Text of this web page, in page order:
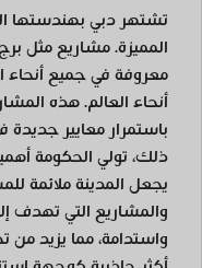
تشتهر دبي بهندستها
المميزة. مشاريع مثل
معروفة في جميع أنحاء
أنحاء العالم. هذه
باستمرار معايير جديدة
ذلك، تولي الحكومة
يجعل المدينة ملائمة
والمشاريع التي تهدف
واستدامة، مما يزيد من